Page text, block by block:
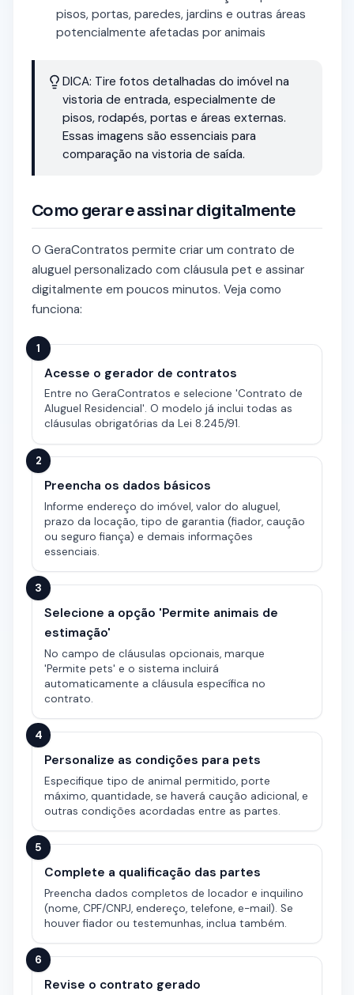
pisos, portas, paredes, jardins e outras áreas
potencialmente afetadas por animais
DICA: Tire fotos detalhadas do imóvel na
vistoria de entrada, especialmente de
pisos, rodapés, portas e áreas externas.
Essas imagens são essenciais para
comparação na vistoria de saída.
Como gerar e assinar digitalmente
O GeraContratos permite criar um contrato de
aluguel personalizado com cláusula pet e assinar
digitalmente em poucos minutos. Veja como
funciona:
1
Acesse o gerador de contratos
Entre no GeraContratos e selecione 'Contrato de
Aluguel Residencial'. O modelo já inclui todas as
cláusulas obrigatórias da Lei 8.245/91.
2
Preencha os dados básicos
Informe endereço do imóvel, valor do aluguel,
prazo da locação, tipo de garantia (fiador, caução
ou seguro fiança) e demais informações
essenciais.
3
Selecione a opção 'Permite animais de
estimação'
No campo de cláusulas opcionais, marque
'Permite pets' e o sistema incluirá
automaticamente a cláusula específica no
contrato.
4
Personalize as condições para pets
Especifique tipo de animal permitido, porte
máximo, quantidade, se haverá caução adicional, e
outras condições acordadas entre as partes.
5
Complete a qualificação das partes
Preencha dados completos de locador e inquilino
(nome, CPF/CNPJ, endereço, telefone, e-mail). Se
houver fiador ou testemunhas, inclua também.
6
Revise o contrato gerado